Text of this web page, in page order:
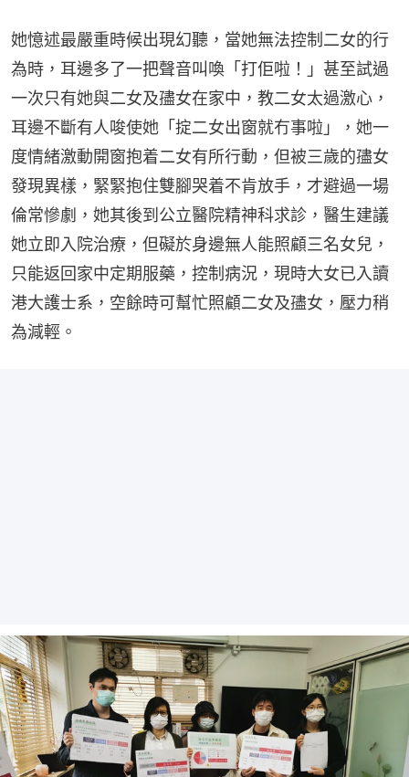
她憶述最嚴重時候出現幻聽，當她無法控制二女的行
為時，耳邊多了一把聲音叫喚「打佢啦！」甚至試過
一次只有她與二女及孻女在家中，教二女太過激心，
耳邊不斷有人唆使她「掟二女出窗就冇事啦」，她一
度情緒激動開窗抱着二女有所行動，但被三歲的孻女
發現異樣，緊緊抱住雙腳哭着不肯放手，才避過一場
倫常慘劇，她其後到公立醫院精神科求診，醫生建議
她立即入院治療，但礙於身邊無人能照顧三名女兒，
只能返回家中定期服藥，控制病況，現時大女已入讀
港大護士系，空餘時可幫忙照顧二女及孻女，壓力稍
為減輕。